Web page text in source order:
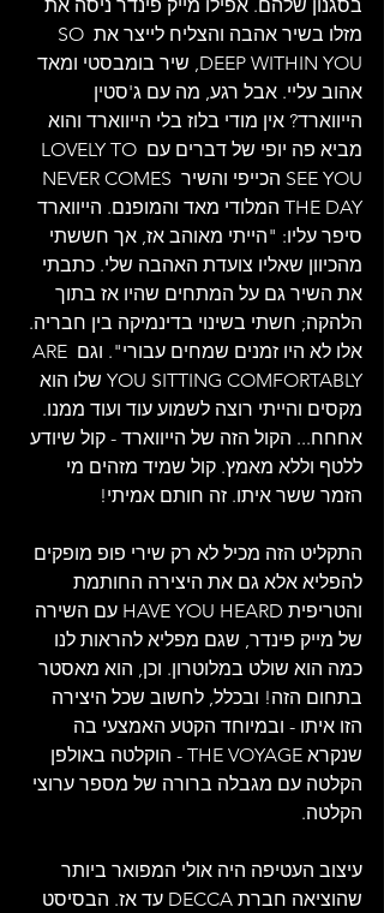
בסגנון שלהם. אפילו מייק פינדר ניסה את
מזלו בשיר אהבה והצליח לייצר את SO
DEEP WITHIN YOU, שיר בומבסטי ומאד
אהוב עליי. אבל רגע, מה עם ג'סטין
הייווארד? אין מודי בלוז בלי הייווארד והוא
מביא פה יופי של דברים עם LOVELY TO
SEE YOU הכייפי והשיר NEVER COMES
THE DAY המלודי מאד והמופנם. הייווארד
סיפר עליו: "הייתי מאוהב אז, אך חששתי
מהכיוון שאליו צועדת האהבה שלי. כתבתי
את השיר גם על המתחים שהיו אז בתוך
הלהקה; חשתי בשינוי בדינמיקה בין חבריה.
אלו לא היו זמנים שמחים עבורי". וגם ARE
YOU SITTING COMFORTABLY שלו הוא
מקסים והייתי רוצה לשמוע עוד ועוד ממנו.
אחחח... הקול הזה של הייווארד - קול שיודע
ללטף וללא מאמץ. קול שמיד מזהים מי
הזמר ששר איתו. זה חותם אמיתי!
התקליט הזה מכיל לא רק שירי פופ מופקים
להפליא אלא גם את היצירה החותמת
והטריפית HAVE YOU HEARD עם השירה
של מייק פינדר, שגם מפליא להראות לנו
כמה הוא שולט במלוטרון. וכן, הוא מאסטר
בתחום הזה! ובכלל, לחשוב שכל היצירה
הזו איתו - ובמיוחד הקטע האמצעי בה
שנקרא THE VOYAGE - הוקלטה באולפן
הקלטה עם מגבלה ברורה של מספר ערוצי
הקלטה.
עיצוב העטיפה היה אולי המפואר ביותר
שהוציאה חברת DECCA עד אז. הבסיסט